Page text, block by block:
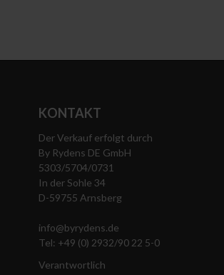
KONTAKT
Der Verkauf erfolgt durch
By Rydens DE GmbH
5303/5704/0731
In der Sohle 34
D-59755 Arnsberg
info@byrydens.de
Tel: +49 (0) 2932/90 22 5-0
Verantwortlich